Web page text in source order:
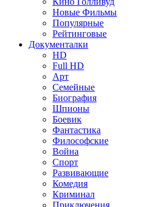
Новые Фильмы
Популярные
Рейтинговые
Документалки
HD
Full HD
Арт
Семейные
Биография
Шпионы
Боевик
Фантастика
Философские
Война
Спорт
Развивающие
Комедия
Криминал
Приключения